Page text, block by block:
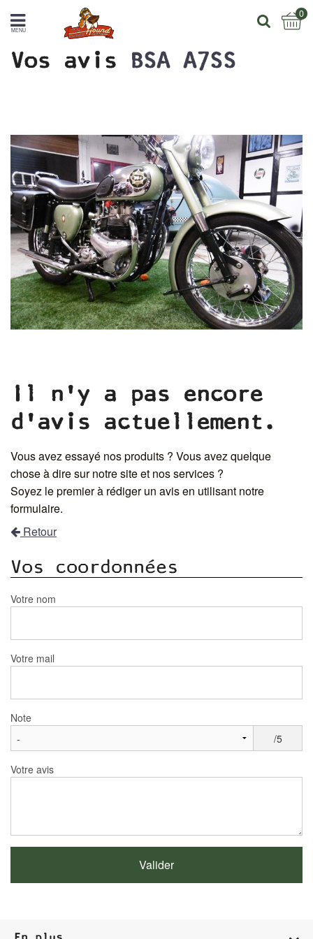
MENU
0
Vos avis BSA A7SS
Il n'y a pas encore
d'avis actuellement.
Vous avez essayé nos produits ? Vous avez quelque
chose à dire sur notre site et nos services ?
Soyez le premier à rédiger un avis en utilisant notre
formulaire.
Retour
Vos coordonnées
Votre nom
Votre mail
Note
/5
Votre avis